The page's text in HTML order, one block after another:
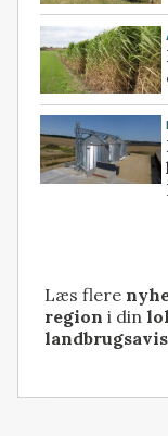
Læs flere
region i din
landbrugsavis